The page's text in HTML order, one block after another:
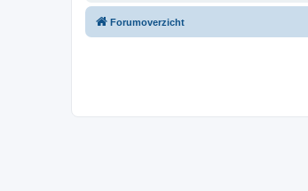
Forumoverzicht